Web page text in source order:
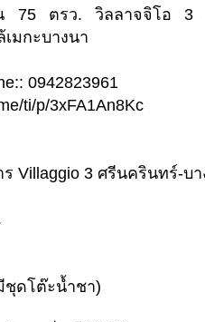
75 ตรว. วิลลาจจิโอ 3
เมกะบางนา
0942823961
ti/p/3xFA1An8Kc
Villaggio 3 ศรีนครินทร์-บ
ชุดโต๊ะน้ำชา)